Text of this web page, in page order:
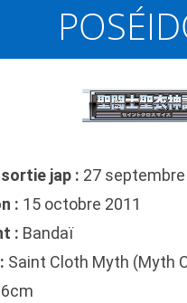
jap : 27
: 15 octobre 2011
: Bandaï
Saint Cloth Myth (Myth